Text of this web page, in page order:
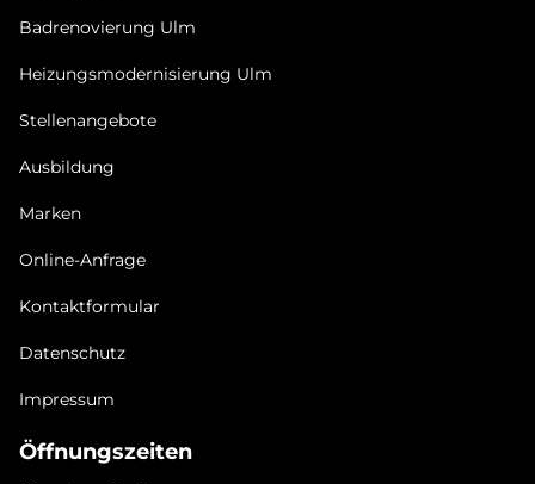
Badrenovierung Ulm
Heizungsmodernisierung Ulm
Stellenangebote
Ausbildung
Marken
Online-Anfrage
Kontaktformular
Datenschutz
Impressum
Öffnungszeiten